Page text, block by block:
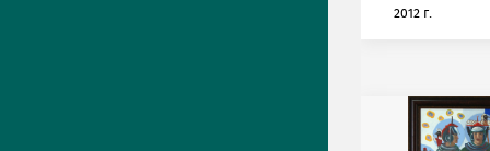
2012 г.